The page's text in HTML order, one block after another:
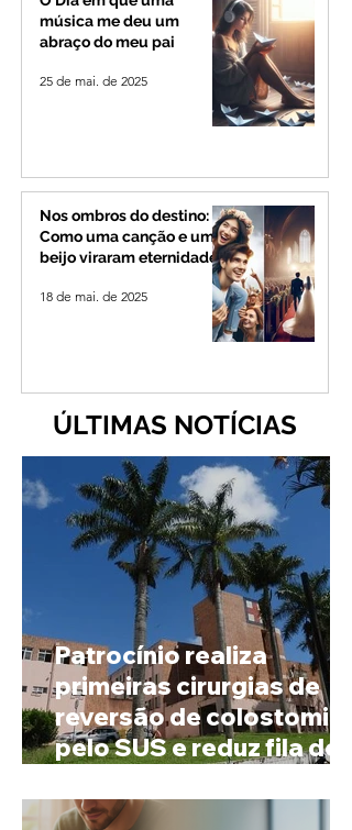
música me deu um
abraço do meu pai
25 de mai. de 2025
Nos ombros do destino:
Como uma canção e um
beijo viraram eternidade
18 de mai. de 2025
ÚLTIMAS NOTÍCIAS
Patrocínio realiza
primeiras cirurgias de
reversão de colostomia
pelo SUS e reduz fila de